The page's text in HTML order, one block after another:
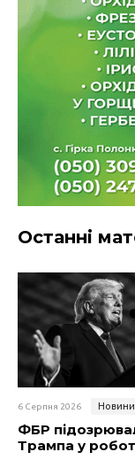
Останні
6 Серпня 2026 Новини
ФБР
Трампа у